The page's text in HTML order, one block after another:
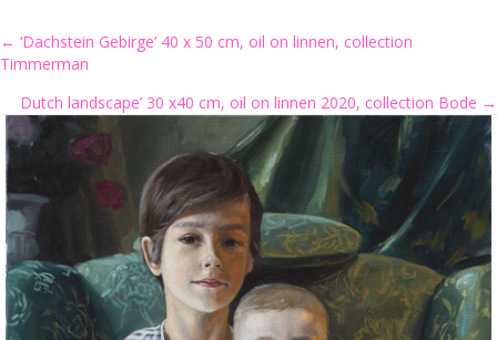
Posts
navigation
← ‘Dachstein Gebirge’ 40 x 50 cm, oil on linnen, collection
Timmerman
Dutch landscape’ 30 x40 cm, oil on linnen 2020, collection Bode →